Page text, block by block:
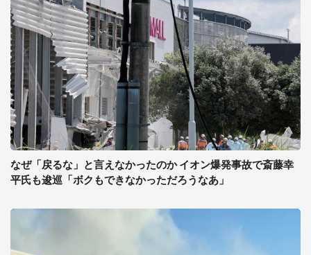
なぜ「戻るな」と言えなかったのか イオン爆発事故で斎藤幸
平氏も逡巡「ボクもできなかっただろうなあ」